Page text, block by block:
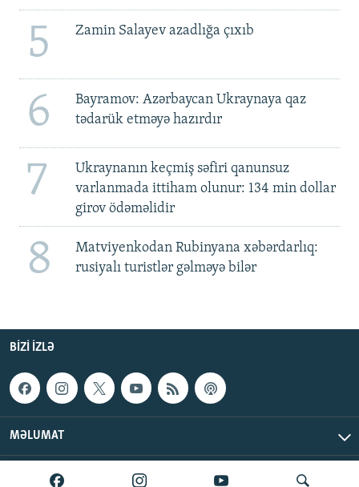
5 Zamin Salayev azadlığa çıxıb
6
Bayramov: Azərbaycan Ukraynaya qaz
tədarük etməyə hazırdır
7
Ukraynanın keçmiş səfiri qanunsuz
varlanmada ittiham olunur: 134 min dollar
girov ödəməlidir
8
Matviyenkodan Rubinyana xəbərdarlıq:
rusiyalı turistlər gəlməyə bilər
BIZI IZLƏ
MƏLUMAT
AzadlıqRadiosu © 2026 Inc. | Bütün hüquqlar qorunur